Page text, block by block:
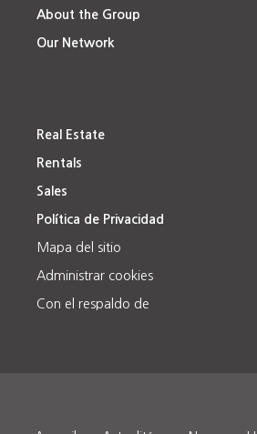
About the Group
Our Network
Real Estate
Rentals
Sales
Política de Privacidad
Mapa del sitio
Administrar cookies
Con el respaldo de